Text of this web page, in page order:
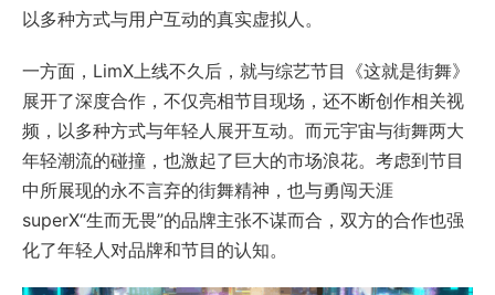
以多种方式与用户互动的真实虚拟人。
一方面，LimX上线不久后，就与综艺节目《这就是街舞》
展开了深度合作，不仅亮相节目现场，还不断创作相关视
频，以多种方式与年轻人展开互动。而元宇宙与街舞两大
年轻潮流的碰撞，也激起了巨大的市场浪花。考虑到节目
中所展现的永不言弃的街舞精神，也与勇闯天涯
superX“生而无畏”的品牌主张不谋而合，双方的合作也强
化了年轻人对品牌和节目的认知。